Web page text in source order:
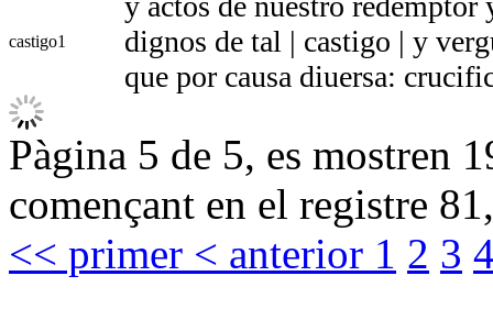
castigo1
dignos de tal | castigo | y
que por causa diuersa:
Pàgina 5 de 5, es mostren
començant en el registre
<< primer < anterior 1 2 3